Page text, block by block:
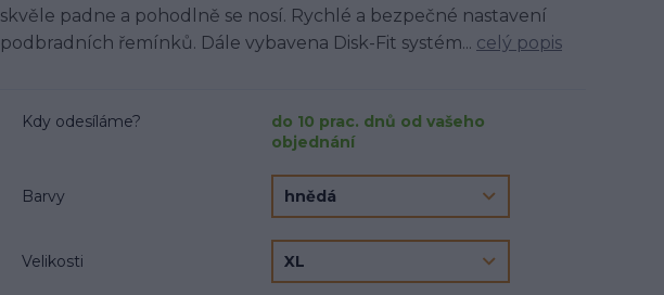
skvěle padne a pohodlně se nosí. Rychlé a bezpečné nastavení
podbradních řemínků. Dále vybavena Disk-Fit systém... celý popis
Kdy odesíláme?
do 10 prac. dnů od vašeho
objednání
Barvy
Velikosti